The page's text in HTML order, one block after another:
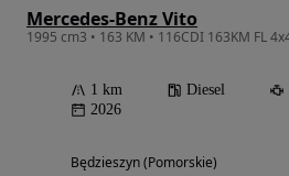
Mercedes-Benz Vito
1 km Diesel
2026
Będzieszyn (Pomorskie)